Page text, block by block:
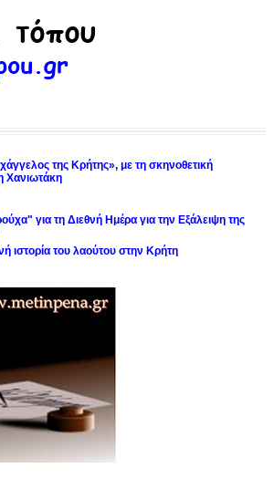
της Κρήτης», με τη σκηνοθετική
Χανιωτάκη
για τη Διεθνή Ημέρα για την Εξάλειψη της
ιστορία του λαούτου στην Κρήτη